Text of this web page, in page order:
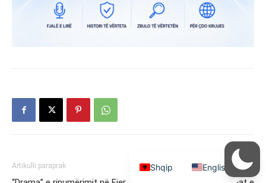
Artikulli paraprak Artikulli tjetër
Shqip English